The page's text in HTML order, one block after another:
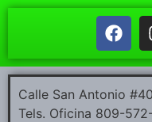
Calle San Antonio
Tels. Oficina 809-